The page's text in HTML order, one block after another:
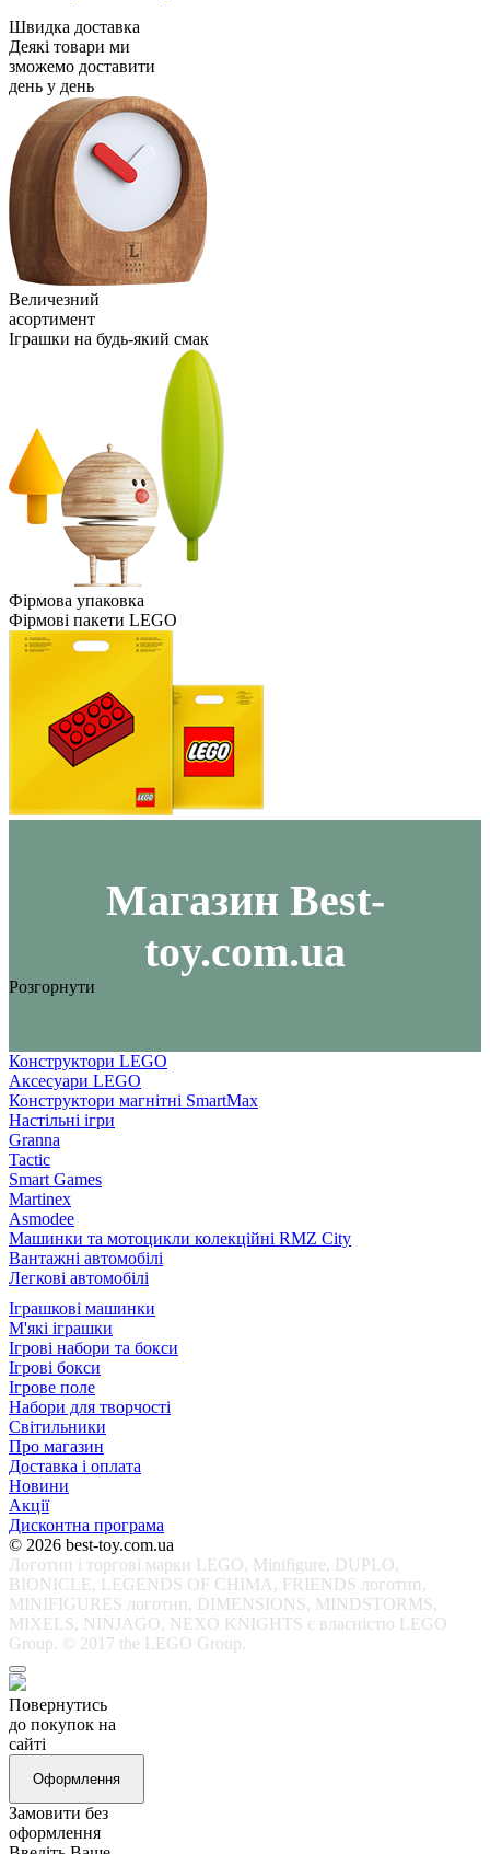
Швидка доставка
Деякі товари ми
зможемо доставити
день у день
Величезний
асортимент
Іграшки на будь-який смак
Фірмова упаковка
Фірмові пакети LEGO
Maгазин Best-
toy.com.ua
Розгорнути
Конструктори LEGO
Аксесуари LEGO
Конструктори магнітні SmartMax
Настільні ігри
Granna
Tactic
Smart Games
Martinex
Asmodee
Машинки та мотоцикли колекційні RMZ City
Вантажні автомобілі
Легкові автомобілі
Іграшкові машинки
М'які іграшки
Ігрові набори та бокси
Ігрові бокси
Ігрове поле
Набори для творчості
Світильники
Про магазин
Доставка і оплата
Новини
Акції
Дисконтна програма
© 2026 best-toy.com.ua
Логотип і торгові марки LEGO, Minifigure, DUPLO,
BIONICLE, LEGENDS OF CHIMA, FRIENDS логотип,
MINIFIGURES логотип, DIMENSIONS, MINDSTORMS,
MIXELS, NINJAGO, NEXO KNIGHTS є власністю LEGO
Group. © 2017 the LEGO Group.
Повернутись
до покупок на
сайті
Оформлення
Замовити без
оформлення